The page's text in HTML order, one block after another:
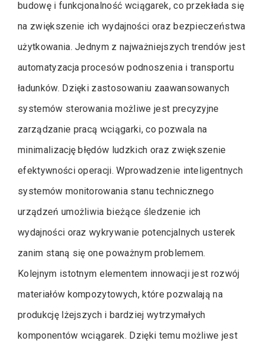
budowę i funkcjonalność wciągarek, co przekłada się
na zwiększenie ich wydajności oraz bezpieczeństwa
użytkowania. Jednym z najważniejszych trendów jest
automatyzacja procesów podnoszenia i transportu
ładunków. Dzięki zastosowaniu zaawansowanych
systemów sterowania możliwe jest precyzyjne
zarządzanie pracą wciągarki, co pozwala na
minimalizację błędów ludzkich oraz zwiększenie
efektywności operacji. Wprowadzenie inteligentnych
systemów monitorowania stanu technicznego
urządzeń umożliwia bieżące śledzenie ich
wydajności oraz wykrywanie potencjalnych usterek
zanim staną się one poważnym problemem.
Kolejnym istotnym elementem innowacji jest rozwój
materiałów kompozytowych, które pozwalają na
produkcję lżejszych i bardziej wytrzymałych
komponentów wciągarek. Dzięki temu możliwe jest